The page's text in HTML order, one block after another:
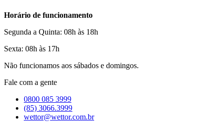
Horário de funcionamento
Segunda a Quinta: 08h às 18h
Sexta: 08h às 17h
Não funcionamos aos sábados e domingos.
Fale com a gente
0800 085 3999
(85) 3066.3999
wettor@wettor.com.br